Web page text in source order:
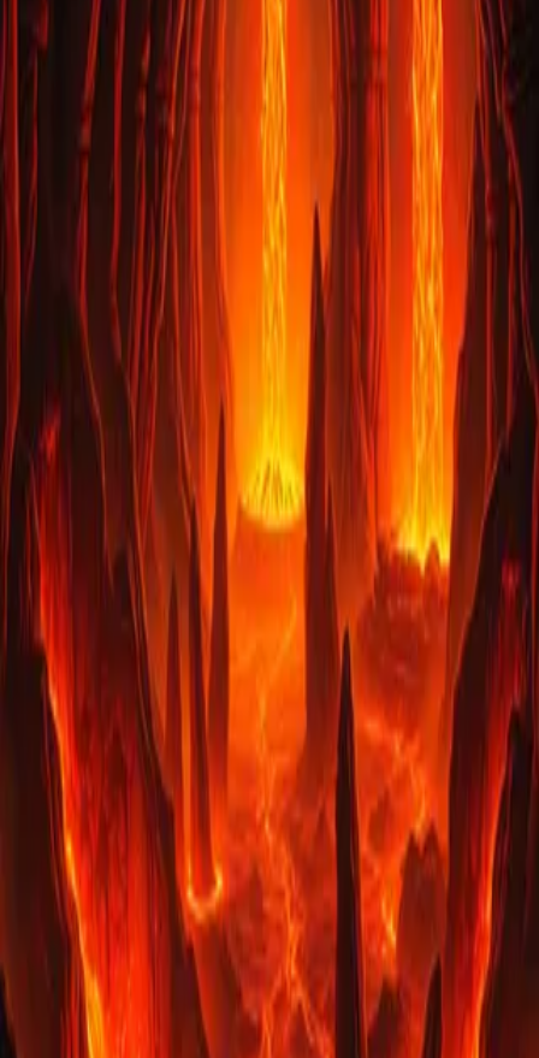
ホーム
画像 タグ
ブログ
ホーム
> タグ一覧 > red
red 系の画像
系の色味を持つ画像が 件見つかりました
火山の鍛冶場
火山の熱を利用した壮大な鍛冶場の背景素材。炎と溶岩が織
りなす迫力ある雰囲気が特徴です。ファンタジーゲーム、ド
ワーフ系コンテンツ、鍛冶シーンなどに最適。商用利用
OK・クレジット不要。
1920 × 1080
アニメ風背景画像
商用利用可能な高画質アニメ風画像素材を無料で提供